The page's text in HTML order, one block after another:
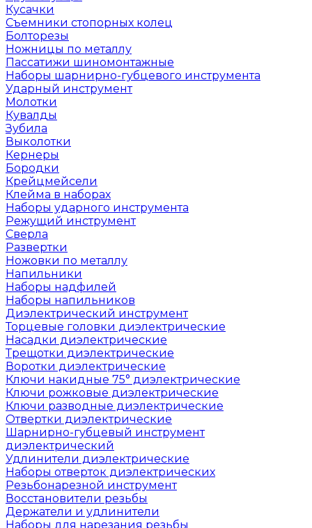
Кусачки
Съемники стопорных колец
Болторезы
Ножницы по металлу
Пассатижи шиномонтажные
Наборы шарнирно-губцевого инструмента
Ударный инструмент
Молотки
Кувалды
Зубила
Выколотки
Кернеры
Бородки
Крейцмейсели
Клейма в наборах
Наборы ударного инструмента
Режущий инструмент
Сверла
Развертки
Ножовки по металлу
Напильники
Наборы надфилей
Наборы напильников
Диэлектрический инструмент
Торцевые головки диэлектрические
Насадки диэлектрические
Трещотки диэлектрические
Воротки диэлектрические
Ключи накидные 75° диэлектрические
Ключи рожковые диэлектрические
Ключи разводные диэлектрические
Отвертки диэлектрические
Шарнирно-губцевый инструмент
диэлектрический
Удлинители диэлектрические
Наборы отверток диэлектрических
Резьбонарезной инструмент
Восстановители резьбы
Держатели и удлинители
Наборы для нарезания резьбы